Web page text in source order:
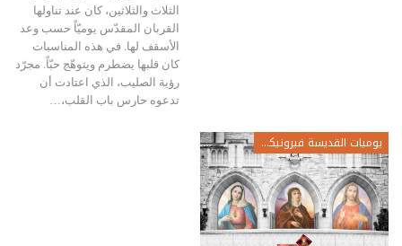
الثلاث والثلاثين، كان عند تناولها
القربان المقدّس يوميّاً حسب وعد
الأسقف لها. في هذه المناسبات
كان قلبها يضطرم ويتوهّج حبّاً. مجرّد
رؤية الصليب، الذي اعتادت أن
تدعوه حارس باب القلب،…
يوميات القديسة فيرونيكا جولياني